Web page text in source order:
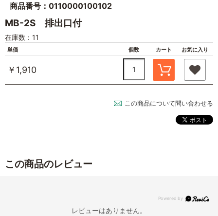
商品番号：0110000100102
MB-2S 排出口付
在庫数：11
単価 個数 カート お気に入り
￥1,910
この商品について問い合わせる
この商品のレビュー
レビューはありません。